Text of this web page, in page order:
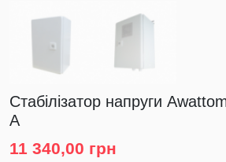
Стабілізатор напруги
А
11 340,00 грн